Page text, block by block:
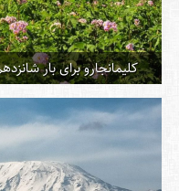
کلیمانجارو برای بار